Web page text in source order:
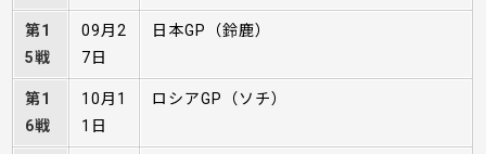
第1
5戦
09月2
7日
日本GP（鈴鹿）
第1
6戦
10月1
1日
ロシアGP（ソチ）